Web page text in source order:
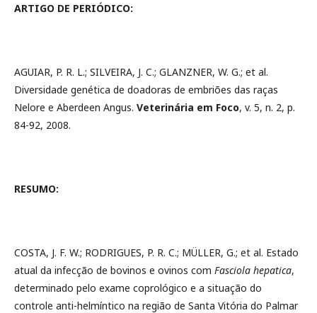
ARTIGO DE PERIÓDICO:
AGUIAR, P. R. L.; SILVEIRA, J. C.; GLANZNER, W. G.; et al.
Diversidade genética de doadoras de embriões das raças
Nelore e Aberdeen Angus. Veterinária em Foco, v. 5, n. 2, p.
84-92, 2008.
RESUMO:
COSTA, J. F. W.; RODRIGUES, P. R. C.; MÜLLER, G.; et al. Estado
atual da infecção de bovinos e ovinos com Fasciola hepatica,
determinado pelo exame coprológico e a situação do
controle anti-helmíntico na região de Santa Vitória do Palmar